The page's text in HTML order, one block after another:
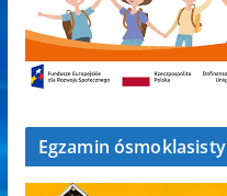
Egzamin ósmoklasisty